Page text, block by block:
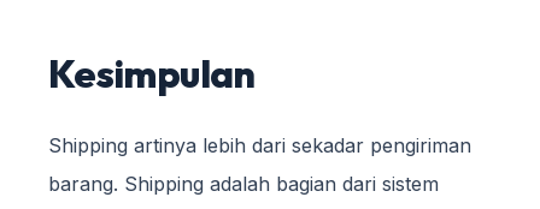
Kesimpulan
Shipping artinya lebih dari sekadar pengiriman
barang. Shipping adalah bagian dari sistem